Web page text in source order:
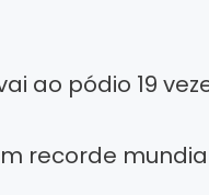
ao pódio 19
recorde